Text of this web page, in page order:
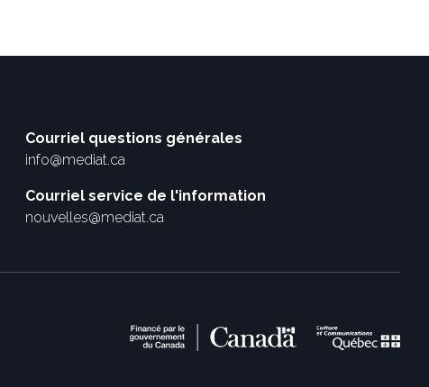
Courriel questions générales
info@mediat.ca
Courriel service de l'information
nouvelles@mediat.ca